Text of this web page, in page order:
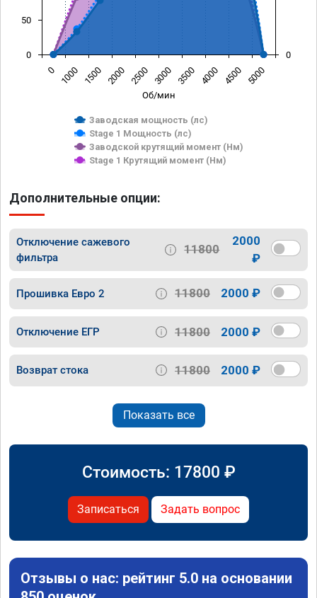
Об/мин
Заводская мощность (лс)
Stage 1 Мощность (лс)
Заводской крутящий момент (Нм)
Stage 1 Крутящий момент (Нм)
0 1000 1500 2000 2500 3000 3500 4000 4500 5000
0
50
0
Дополнительные опции:
Отключение сажевого
фильтра
11800
2000
₽
Прошивка Евро 2 11800 2000 ₽
Отключение ЕГР 11800 2000 ₽
Возврат стока 11800 2000 ₽
Показать все
Стоимость: 17800 ₽
Записаться Задать вопрос
Отзывы о нас: рейтинг 5.0 на основании